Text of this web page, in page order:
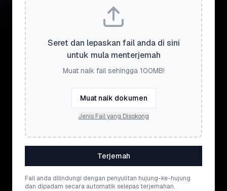
Seret dan lepaskan fail anda di sini
untuk mula menterjemah
Muat naik fail sehingga 100MB!
Muat naik dokumen
Jenis Fail yang Disokong
Terjemah
Fail anda dilindungi dengan penyulitan hujung-ke-hujung
dan dipadam secara automatik selepas terjemahan.